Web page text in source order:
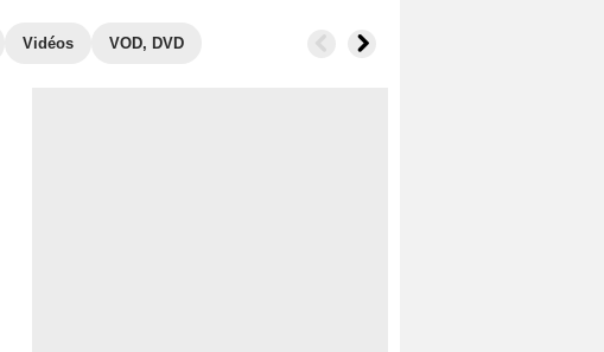
Vidéos VOD, DVD